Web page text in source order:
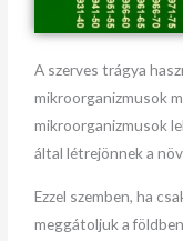
A szerves trágya
mikroorganizmusok
mikroorganizmusok
által létrejönnek a
Ezzel szemben, ha
meggátoljuk a